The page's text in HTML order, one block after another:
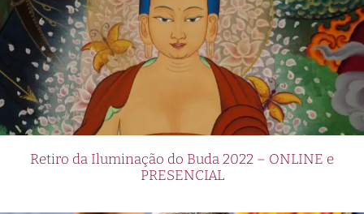
Retiro da Iluminação do Buda 2022 – ONLINE e
PRESENCIAL